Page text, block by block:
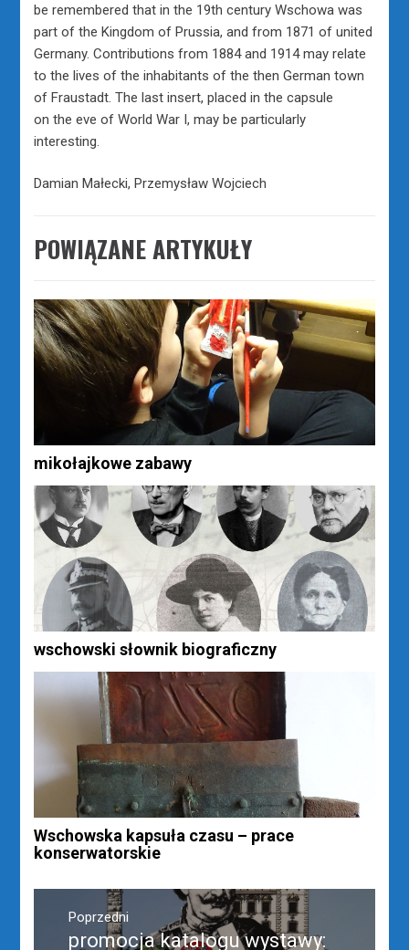
be remembered that in the 19th century Wschowa was
part of the Kingdom of Prussia, and from 1871 of united
Germany. Contributions from 1884 and 1914 may relate
to the lives of the inhabitants of the then German town
of Fraustadt. The last insert, placed in the capsule
on the eve of World War I, may be particularly
interesting.
Damian Małecki, Przemysław Wojciech
POWIĄZANE ARTYKUŁY
mikołajkowe zabawy
wschowski słownik biograficzny
Wschowska kapsuła czasu – prace
konserwatorskie
Nawigacja
wpisuPoprzedni
Poprzedni
promocja katalogu wystawy: